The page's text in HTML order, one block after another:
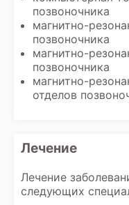
позвоночника
магнитно-
позвоночника
магнитно-
позвоночника
магнитно-
отделов
Лечение
Лечение
следующих